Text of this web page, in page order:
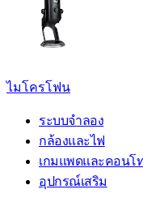
ไมโครโฟน
ระบบจำลอง
กล้องและไฟ
เกมแพดและคอนโ
อุปกรณ์เสริม